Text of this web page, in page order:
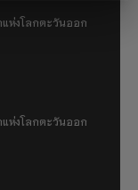
แห่งโลกตะวันออก
แห่งโลกตะวันออก